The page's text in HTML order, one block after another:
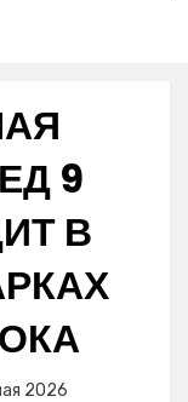
9
В
2026